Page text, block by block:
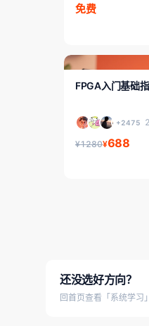
免费
FPGA入门/初级
FPGA入门基础
+2475
¥1280¥688
还没选好方向？
回首页查看「系统学习